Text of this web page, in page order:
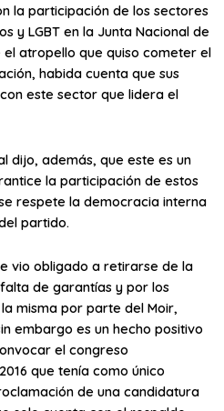
la participación de los sectores
y LGBT en la Junta Nacional de
atropello que quiso cometer el
habida cuenta que sus
este sector que lidera el
dijo, además, que este es un
la participación de estos
respete la democracia interna
partido.
vio obligado a retirarse de la
de garantías y por los
misma por parte del Moir,
embargo es un hecho positivo
el congreso
que tenía como único
de una candidatura